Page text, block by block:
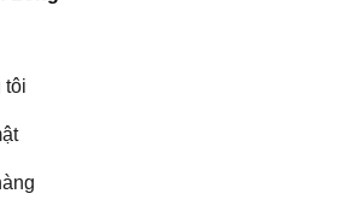
tôi